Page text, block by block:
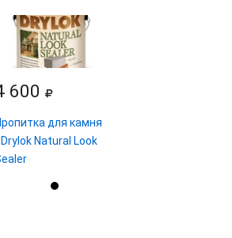
600
для камня
Natural Look